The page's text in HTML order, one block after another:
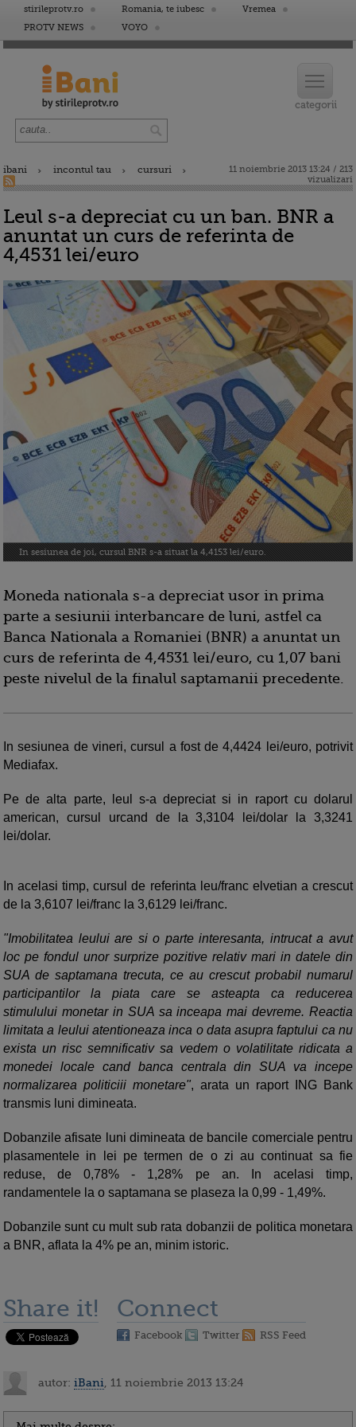
stirileprotv.ro Romania, te iubesc
Vremea
PROTV NEWS
VOYO
ibani incontul tau cursuri
11 noiembrie 2013 13:24 / 213
vizualizari
Leul s-a depreciat cu un ban. BNR a
anuntat un curs de referinta de
4,4531 lei/euro
In sesiunea de joi, cursul BNR s-a situat la 4,4153 lei/euro.
Moneda nationala s-a depreciat usor in prima
parte a sesiunii interbancare de luni, astfel ca
Banca Nationala a Romaniei (BNR) a anuntat un
curs de referinta de 4,4531 lei/euro, cu 1,07 bani
peste nivelul de la finalul saptamanii precedente.
In sesiunea de vineri, cursul a fost de 4,4424 lei/euro, potrivit
Mediafax.
Pe de alta parte, leul s-a depreciat si in raport cu dolarul
american, cursul urcand de la 3,3104 lei/dolar la 3,3241
lei/dolar.
In acelasi timp, cursul de referinta leu/franc elvetian a crescut
de la 3,6107 lei/franc la 3,6129 lei/franc.
"Imobilitatea leului are si o parte interesanta, intrucat a avut
loc pe fondul unor surprize pozitive relativ mari in datele din
SUA de saptamana trecuta, ce au crescut probabil numarul
participantilor la piata care se asteapta ca reducerea
stimulului monetar in SUA sa inceapa mai devreme. Reactia
limitata a leului atentioneaza inca o data asupra faptului ca nu
exista un risc semnificativ sa vedem o volatilitate ridicata a
monedei locale cand banca centrala din SUA va incepe
normalizarea politiciii monetare", arata un raport ING Bank
transmis luni dimineata.
Dobanzile afisate luni dimineata de bancile comerciale pentru
plasamentele in lei pe termen de o zi au continuat sa fie
reduse, de 0,78% - 1,28% pe an. In acelasi timp,
randamentele la o saptamana se plaseza la 0,99 - 1,49%.
Dobanzile sunt cu mult sub rata dobanzii de politica monetara
a BNR, aflata la 4% pe an, minim istoric.
Share it! Connect
Facebook Twitter RSS Feed
autor: iBani , 11 noiembrie 2013 13:24